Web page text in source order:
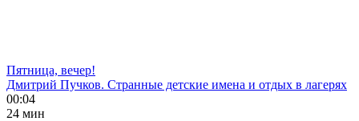
Пятница, вечер!
Дмитрий Пучков. Странные детские имена и отдых в лагерях
00:04
24 мин